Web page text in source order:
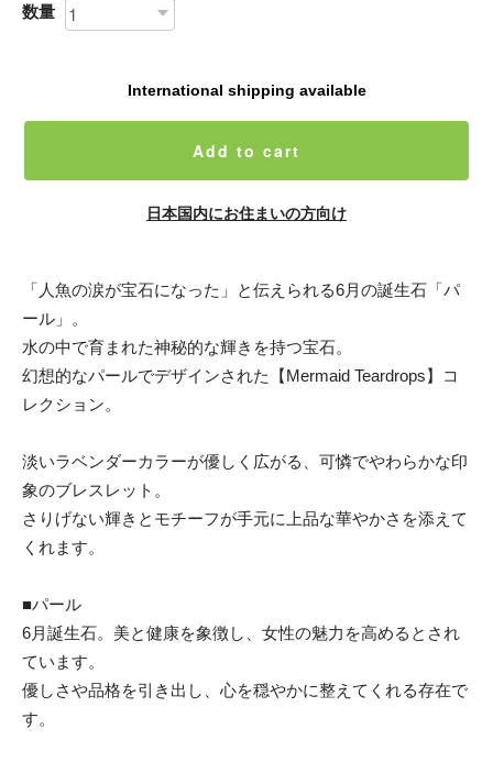
数量
International shipping available
Add to cart
日本国内にお住まいの方向け
「人魚の涙が宝石になった」と伝えられる6月の誕生石「パ
ール」。
水の中で育まれた神秘的な輝きを持つ宝石。
幻想的なパールでデザインされた【Mermaid Teardrops】コ
レクション。
淡いラベンダーカラーが優しく広がる、可憐でやわらかな印
象のブレスレット。
さりげない輝きとモチーフが手元に上品な華やかさを添えて
くれます。
■パール
6月誕生石。美と健康を象徴し、女性の魅力を高めるとされ
ています。
優しさや品格を引き出し、心を穏やかに整えてくれる存在で
す。